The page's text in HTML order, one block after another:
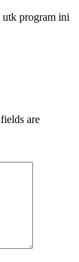
utk program ini
are